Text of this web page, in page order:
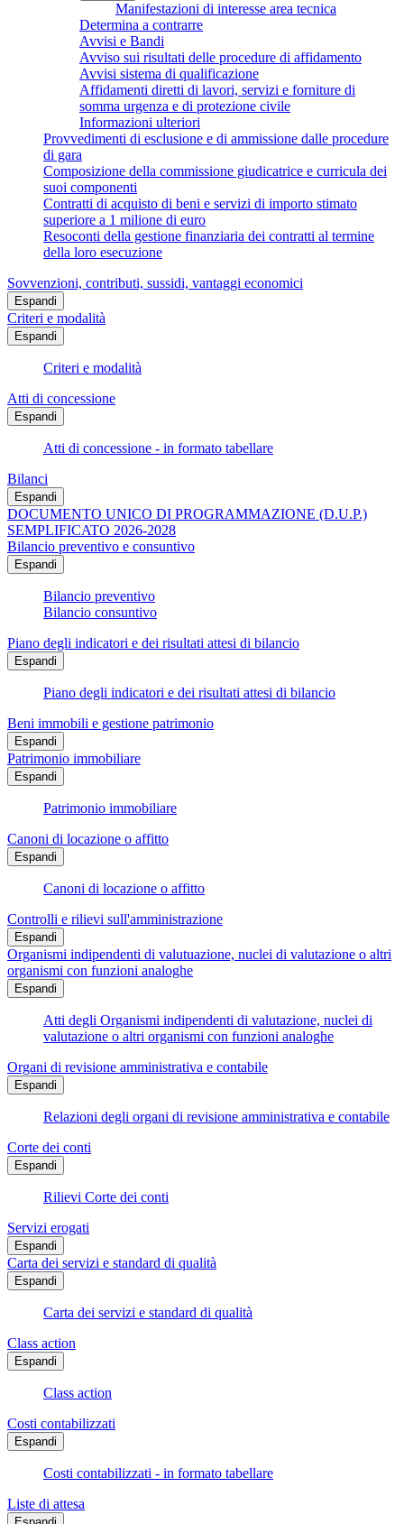
Manifestazioni di interesse area tecnica
Determina a contrarre
Avvisi e Bandi
Avviso sui risultati delle procedure di affidamento
Avvisi sistema di qualificazione
Affidamenti diretti di lavori, servizi e forniture di
somma urgenza e di protezione civile
Informazioni ulteriori
Provvedimenti di esclusione e di ammissione dalle procedure
di gara
Composizione della commissione giudicatrice e curricula dei
suoi componenti
Contratti di acquisto di beni e servizi di importo stimato
superiore a 1 milione di euro
Resoconti della gestione finanziaria dei contratti al termine
della loro esecuzione
Sovvenzioni, contributi, sussidi, vantaggi economici
Espandi
Criteri e modalità
Espandi
Criteri e modalità
Atti di concessione
Espandi
Atti di concessione - in formato tabellare
Bilanci
Espandi
DOCUMENTO UNICO DI PROGRAMMAZIONE (D.U.P.)
SEMPLIFICATO 2026-2028
Bilancio preventivo e consuntivo
Espandi
Bilancio preventivo
Bilancio consuntivo
Piano degli indicatori e dei risultati attesi di bilancio
Espandi
Piano degli indicatori e dei risultati attesi di bilancio
Beni immobili e gestione patrimonio
Espandi
Patrimonio immobiliare
Espandi
Patrimonio immobiliare
Canoni di locazione o affitto
Espandi
Canoni di locazione o affitto
Controlli e rilievi sull'amministrazione
Espandi
Organismi indipendenti di valutuazione, nuclei di valutazione o altri
organismi con funzioni analoghe
Espandi
Atti degli Organismi indipendenti di valutazione, nuclei di
valutazione o altri organismi con funzioni analoghe
Organi di revisione amministrativa e contabile
Espandi
Relazioni degli organi di revisione amministrativa e contabile
Corte dei conti
Espandi
Rilievi Corte dei conti
Servizi erogati
Espandi
Carta dei servizi e standard di qualità
Espandi
Carta dei servizi e standard di qualità
Class action
Espandi
Class action
Costi contabilizzati
Espandi
Costi contabilizzati - in formato tabellare
Liste di attesa